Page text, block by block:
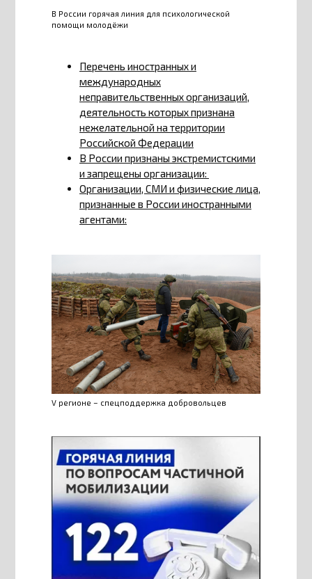
В России горячая линия для психологической
помощи молодёжи
Перечень иностранных и
международных
неправительственных организаций,
деятельность которых признана
нежелательной на территории
Российской Федерации
В России признаны экстремистскими
и запрещены организации:
Организации, СМИ и физические лица,
признанные в России иностранными
агентами:
V регионе – спецподдержка добровольцев